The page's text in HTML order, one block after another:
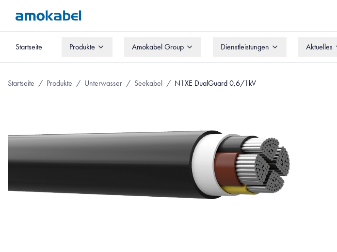
Startseite Produkte Amokabel Group Dienstleistungen Aktuelles
Produkte
Startseite / Produkte / Unterwasser / Seekabel / N1XE DualGuard 0,6/1kV